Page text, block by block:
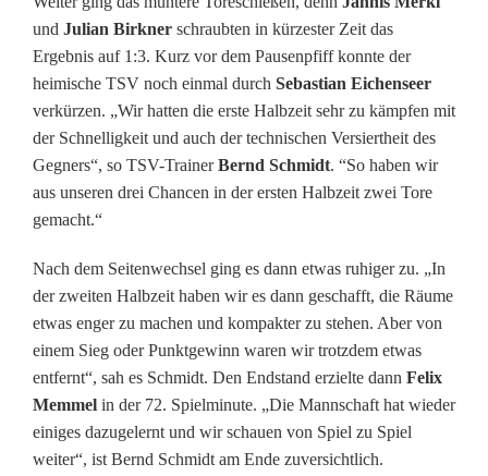
g
g
a
b
e
w
e
i
t
e
und Julian Birkner schraubten in kürzester Zeit das
Ergebnis auf 1:3. Kurz vor dem Pausenpfiff konnte der
heimische TSV noch einmal durch Sebastian Eichenseer
verkürzen. „Wir hatten die erste Halbzeit sehr zu kämpfen mit
der Schnelligkeit und auch der technischen Versiertheit des
Gegners“, so TSV-TrainerBernd Schmidt. “So haben wir
aus unseren drei Chancen in der ersten Halbzeit zwei Tore
gemacht.“
Nach dem Seitenwechsel ging es dann etwas ruhiger zu. „In
der zweiten Halbzeit haben wir es dann geschafft, die Räume
etwas enger zu machen und kompakter zu stehen. Aber von
einem Sieg oder Punktgewinn waren wir trotzdem etwas
entfernt“, sah es Schmidt. Den Endstand erzielte dann Felix
Memmel in der 72. Spielminute. „Die Mannschaft hat wieder
einiges dazugelernt und wir schauen von Spiel zu Spiel
weiter“, ist Bernd Schmidt am Ende zuversichtlich.